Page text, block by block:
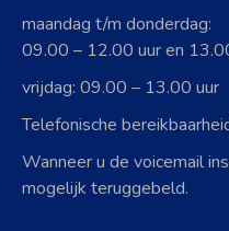
maandag t/m donderdag:
09.00 – 12.00 uur en
vrijdag: 09.00 – 13.00 uur
Telefonische
Wanneer u de voicemail
mogelijk teruggebeld.